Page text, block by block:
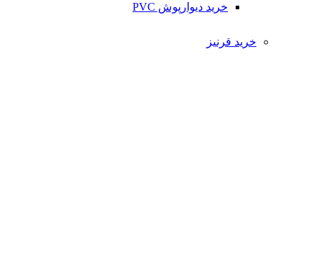
خرید دیوارپوش PVC
خرید قرنیز